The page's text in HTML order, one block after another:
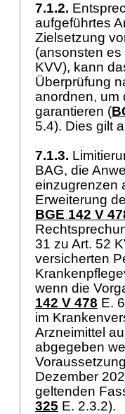
7.1.2.
aufgeführtes
Zielsetzung
(ansonsten
KVV), kann
Überprüfung
anordnen, um
garantieren (
5.4). Dies gilt
7.1.3.
BAG, die
einzugrenzen
Erweiterung
BGE 142 V
31 zu Art. 52
versicherten
wenn die
142 V 478 E.
im
Arzneimittel
abgegeben
Dezember
geltenden
325 E. 2.3.2).